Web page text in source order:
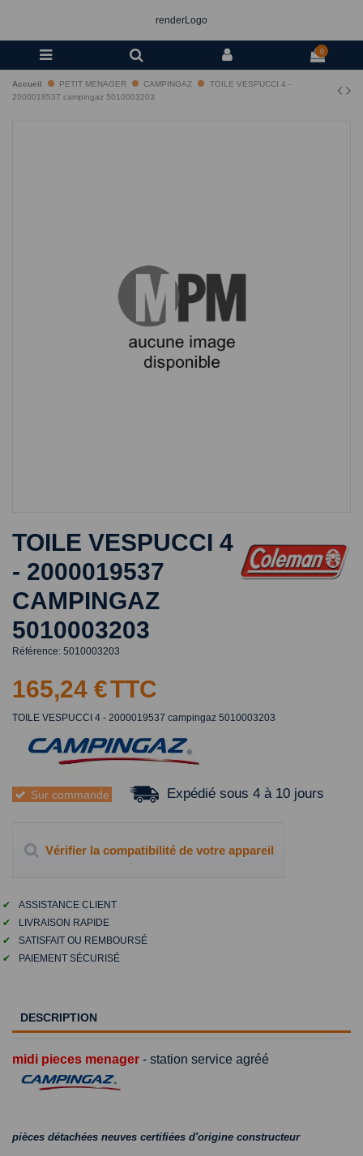
renderLogo
0
Accueil PETIT MENAGER CAMPINGAZ
TOILE VESPUCCI 4 -
2000019537 campingaz 5010003203
TOILE VESPUCCI 4
- 2000019537
CAMPINGAZ
5010003203
Référence: 5010003203
165,24 €TTC
TOILE VESPUCCI 4 - 2000019537 campingaz 5010003203
Sur commande Expédié sous 4 à 10 jours
Vérifier la compatibilité de votre appareil
✔
ASSISTANCE CLIENT
✔
LIVRAISON RAPIDE
✔
SATISFAIT OU REMBOURSÉ
✔
PAIEMENT SÉCURISÉ
DESCRIPTION
midi pieces menager - station service agréé
pièces détachées neuves certifiées d'origine constructeur